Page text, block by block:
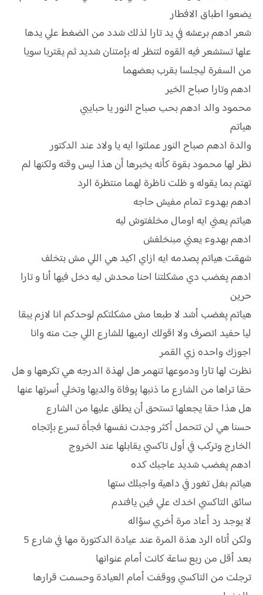
يضعوا اطباق الافطار
شعر ادهم برعشه في يد تارا لذلك شدد من الضغط علي يدها
علها تستشعر فيه القوه لتنظر له بإمتنان شديد ثم يقتربا سويا
من السفرة ليجلسا بقرب بعضهما
ادهم وتارا صباح الخير
محمود والد ادهم بحب صباح النور يا حبايبي
هياتم
والدة ادهم صباح النور عملتوا ايه يا ولاد عند الدكتور
نظر لها محمود بقوة كأنه يخبرها أن هذا ليس وقته ولكنها لم
تهتم بما يقوله و ظلت ناظرة لهما منتظرة الرد
ادهم بهدوء تمام مفيش حاجه
هياتم يعني ايه اومال مخلفتوش ليه
ادهم بهدوء يعني مبنخلفش
شهقت هياتم پصدمه ايه ازاي اكيد هي اللي مش بتخلف
ادهم پغضب دي مشكلتنا احنا محدش ليه دخل فيها أنا و تارا
حرين
هياتم پغضب أشد لا طبعا مش مشكلتكم لوحدكم انا لازم يبقا
ليا حفيد اتصرف ولا اقولك ارميها للشارع اللي جت منه وانا
اجوزك واحده زي القمر
نظرت لها تارا ودموعها تنهمر هل لهذة الدرجه هي تكرهها و هل
حقا تراها من الشارع ما ذنبها پوفاة والديها وتخلي أسرتها عنها
هل هذا حقا يجعلها تستحق أن يطلق عليها من الشارع
حسنا هي لن تتحمل أكثر وجدت نفسها فجأة تسرع بإتجاه
الخارج وتركب في أول تاكسي يقابلها عند الخروج
ادهم پغضب شديد عاجبك كده
هياتم بغل تغور في داهية واجبلك ستها
سائق التاكسي اخدك علي فين يافندم
لا يوجد رد أعاد مرة أخري سؤاله
ولكن أتاه الرد هذة المرة عند عيادة الدكتورة مها في شارع 5
بعد أقل من ربع ساعة كانت أمام عنوانها
ترجلت من التاكسي ووقفت أمام العيادة وحسمت قرارها